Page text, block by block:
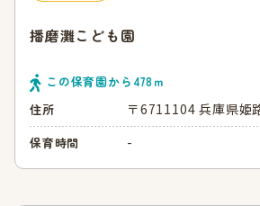
播磨灘こども園
この保育園から 478ｍ
住所
〒6711104 兵庫県姫
保育時間 -